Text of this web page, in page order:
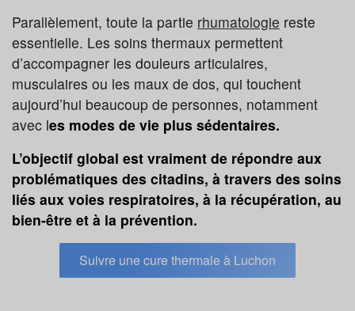
Parallèlement, toute la partie rhumatologie reste
essentielle. Les soins thermaux permettent
d’accompagner les douleurs articulaires,
musculaires ou les maux de dos, qui touchent
aujourd’hui beaucoup de personnes, notamment
avec les modes de vie plus sédentaires.
L’objectif global est vraiment de répondre aux
problématiques des citadins, à travers des soins
liés aux voies respiratoires, à la récupération, au
bien-être et à la prévention.
Suivre une cure thermale à Luchon